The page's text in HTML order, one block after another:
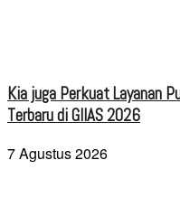
Kia juga Perkuat Layanan
Terbaru di GIIAS 2026
7 Agustus 2026